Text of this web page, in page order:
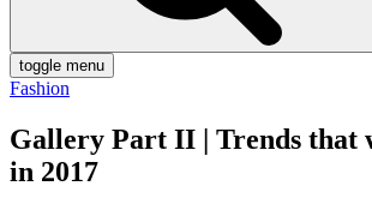
toggle menu
Fashion
Gallery Part II | Trends that
in 2017